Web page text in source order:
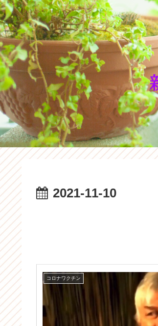
2021-11-10
コロナワクチン